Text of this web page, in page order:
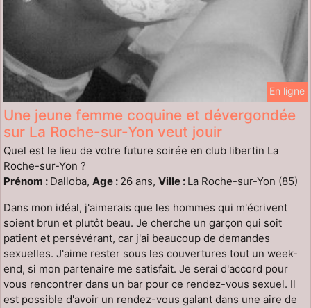
En ligne
Une jeune femme coquine et dévergondée
sur La Roche-sur-Yon veut jouir
Quel est le lieu de votre future soirée en club libertin La
Roche-sur-Yon ?
Prénom : Dalloba, Age : 26 ans, Ville : La Roche-sur-Yon (85)
Dans mon idéal, j'aimerais que les hommes qui m'écrivent
soient brun et plutôt beau. Je cherche un garçon qui soit
patient et persévérant, car j'ai beaucoup de demandes
sexuelles. J'aime rester sous les couvertures tout un week-
end, si mon partenaire me satisfait. Je serai d'accord pour
vous rencontrer dans un bar pour ce rendez-vous sexuel. Il
est possible d'avoir un rendez-vous galant dans une aire de